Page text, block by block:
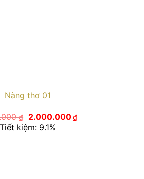
Nàng thơ 01
₫
Giá
gốc
là:
2.000.000 ₫Giá
hiện
Tiết kiệm: 9.1%